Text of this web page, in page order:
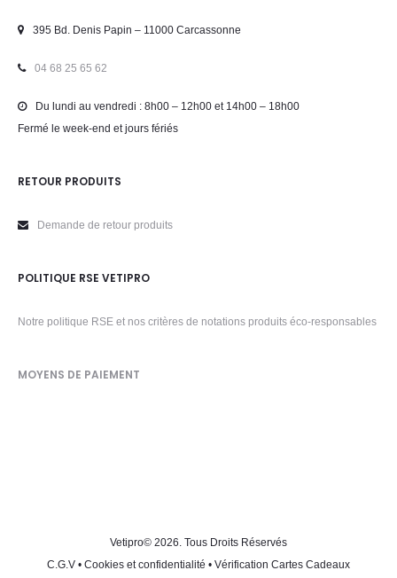
395 Bd. Denis Papin – 11000 Carcassonne
04 68 25 65 62
Du lundi au vendredi : 8h00 – 12h00 et 14h00 – 18h00
Fermé le week-end et jours fériés
RETOUR PRODUITS
Demande de retour produits
POLITIQUE RSE VETIPRO
Notre politique RSE et nos critères de notations produits éco-responsables
MOYENS DE PAIEMENT
Vetipro© 2026. Tous Droits Réservés
C.G.V • Cookies et confidentialité • Vérification Cartes Cadeaux